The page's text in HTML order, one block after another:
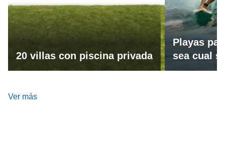
20 villas con piscina privada
Playas
sea cual
Ver más